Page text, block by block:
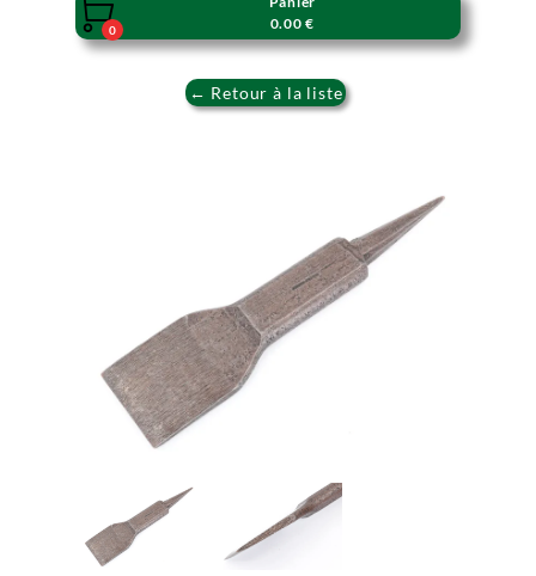

0
0.00 €
← Retour à la liste